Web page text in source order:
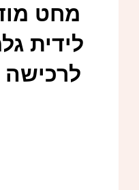
מחט
לידית